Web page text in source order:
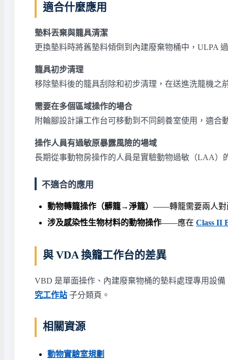
適合什麼應用
墊料丟棄與籠具清潔
更換墊料時將舊墊料傾倒到內建廢棄物桶中，ULPA
籠具初步清理
移除墊料後的籠具刮除和初步清理，在送進洗籠機之
需要在多個區域操作的場合
附輪腳設計讓工作台可移動到不同飼養室使用，適合
操作人員有過敏原暴露風險的場域
長期從事動物房操作的人員是實驗動物過敏（LAA）
不適合的應用
動物轉籠操作（髒籠→淨籠） ——轉籠需要兩人對
涉及感染性生物材料的動物操作——應在 Class II
與 VDA 換籠工作台的差異
VBD 是單面操作、內建廢棄物桶的墊料處理專用設備
究工作站 子分類頁。
相關資源
動物實驗室規劃